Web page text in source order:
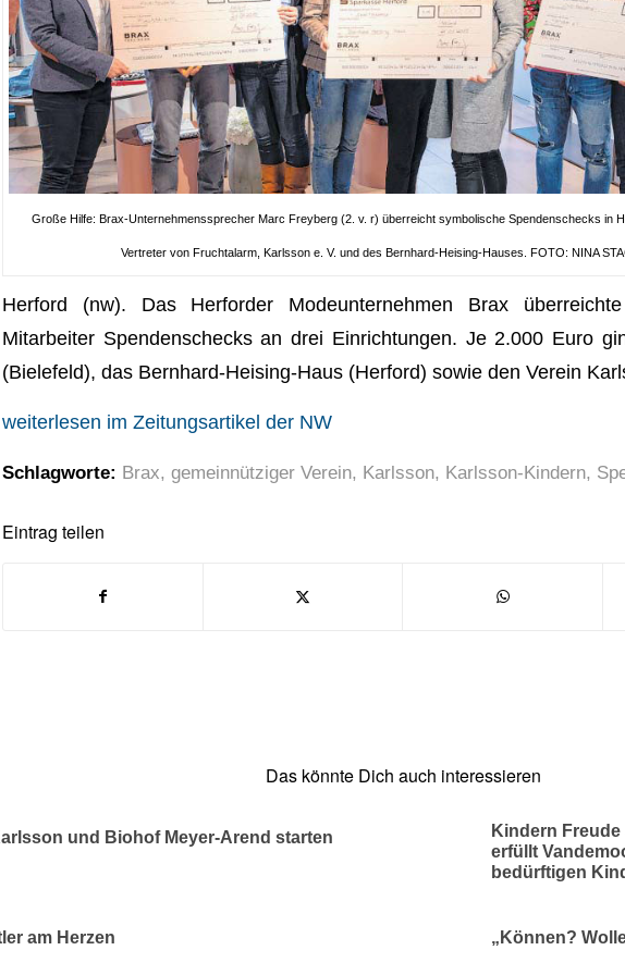
Große Hilfe: Brax-Unternehmenssprecher Marc Freyberg (2. v. r) überreicht symbolische Spendenschecks in
Vertreter von Fruchtalarm, Karlsson e. V. und des Bernhard-Heising-Hauses. FOTO: NINA
Herford (nw). Das Herforder Modeunternehmen Brax
Mitarbeiter Spendenschecks an drei Einrichtungen. Je 2.000 Euro
(Bielefeld), das Bernhard-Heising-Haus (Herford) sowie den Verein
weiterlesen im Zeitungsartikel der NW
Schlagworte: Brax, gemeinnütziger Verein, Karlsson, Karlsson-Kindern,
Eintrag teilen
Das könnte Dich auch interessieren
und Biohof Meyer-Arend starten
Kindern
erfüllt
bedürftigen
am Herzen „Können?